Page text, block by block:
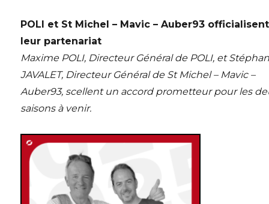
POLI et St Michel – Mavic – Auber93 officialisent
leur partenariat
Maxime POLI, Directeur Général de POLI, et
JAVALET, Directeur Général de St Michel – Mavic –
Auber93, scellent un accord prometteur pour les
saisons à venir.